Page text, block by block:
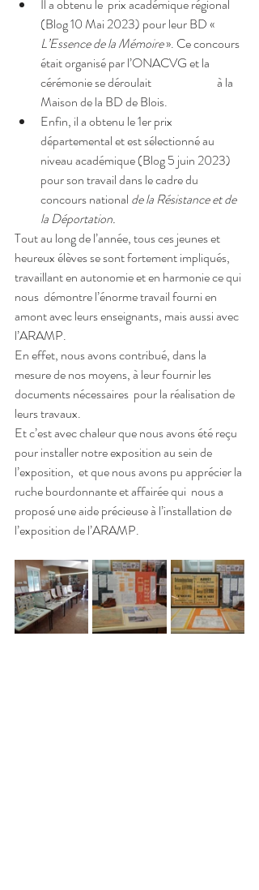
Il a obtenu le  prix académique régional
(Blog 10 Mai 2023) pour leur BD «
L’Essence de la Mémoire ». Ce concours
était organisé par l’ONACVG et la
cérémonie se déroulait                           à la
Maison de la BD de Blois.
Enfin, il a obtenu le 1er prix
départemental et est sélectionné au
niveau académique (Blog 5 juin 2023)
pour son travail dans le cadre du
concours national de la Résistance et de
la Déportation.
Tout au long de l’année, tous ces jeunes et
heureux élèves se sont fortement impliqués,
travaillant en autonomie et en harmonie ce qui
nous  démontre l’énorme travail fourni en
amont avec leurs enseignants, mais aussi avec
l’ARAMP.
En effet, nous avons contribué, dans la
mesure de nos moyens, à leur fournir les
documents nécessaires  pour la réalisation de
leurs travaux.
Et c’est avec chaleur que nous avons été reçu
pour installer notre exposition au sein de
l’exposition,  et que nous avons pu apprécier la
ruche bourdonnante et affairée qui  nous a
proposé une aide précieuse à l’installation de
l’exposition de l’ARAMP.